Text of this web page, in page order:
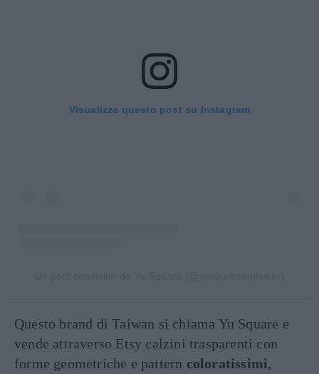
Visualizza questo post su Instagram
Questo brand di Taiwan si chiama Yu Square e
vende attraverso Etsy calzini trasparenti con
forme geometriche e pattern coloratissimi,